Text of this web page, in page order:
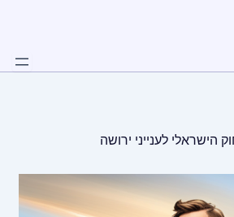
לענייני ירושה